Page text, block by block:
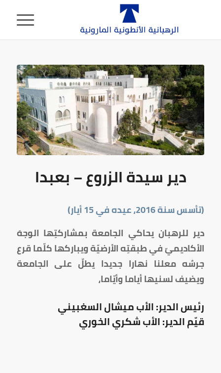
دير سيدة الزروع – بعبدا
(تأسس سنة 2016، عيده في 15 أيار)
دير للرهبان يحاكي الجامعة بمشاركتِها الوجهَ
الأكاديميّ في طبقتِه الأرضيّة ويباركها كلّما قرع
جرسُه معلنا نهارا جديدا يطلّ على الجامعة
ويضيف لسنيها أياما وأيّاما،
رئيس الدير: الأب ميشال السغبيني
قيّم الدير: الأب شكري الخوري